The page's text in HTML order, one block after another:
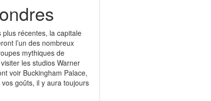
récentes, la capitale
l’un des nombreux
mythiques de
les studios Warner
voir Buckingham Palace,
goûts, il y aura toujours